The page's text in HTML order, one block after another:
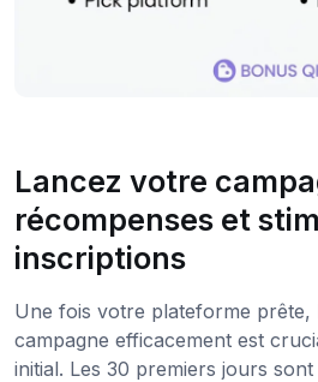
Lancez votre
récompenses et
inscriptions
Une fois votre plateforme prête,
campagne efficacement est
initial. Les 30 premiers jours